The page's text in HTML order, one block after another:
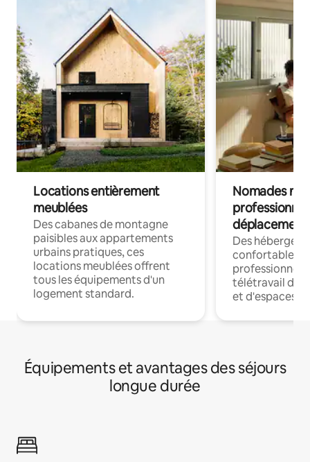
Locations entièrement
meublées
Des cabanes de montagne
paisibles aux appartements
urbains pratiques, ces
locations meublées offrent
tous les équipements d'un
logement standard.
Nomades
déplacement
Des
confortables
professionnels
télétravail
et d'espaces
Équipements et avantages des séjours
longue durée